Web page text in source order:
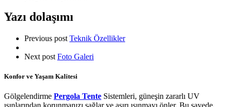
Yazı dolaşımı
Previous post Teknik Özellikler
Next post Foto Galeri
Konfor ve Yaşam Kalitesi
Gölgelendirme Pergola Tente Sistemleri, güneşin zararlı UV
ışınlarından korunmanızı sağlar ve aşırı ısınmayı önler. Bu sayede,